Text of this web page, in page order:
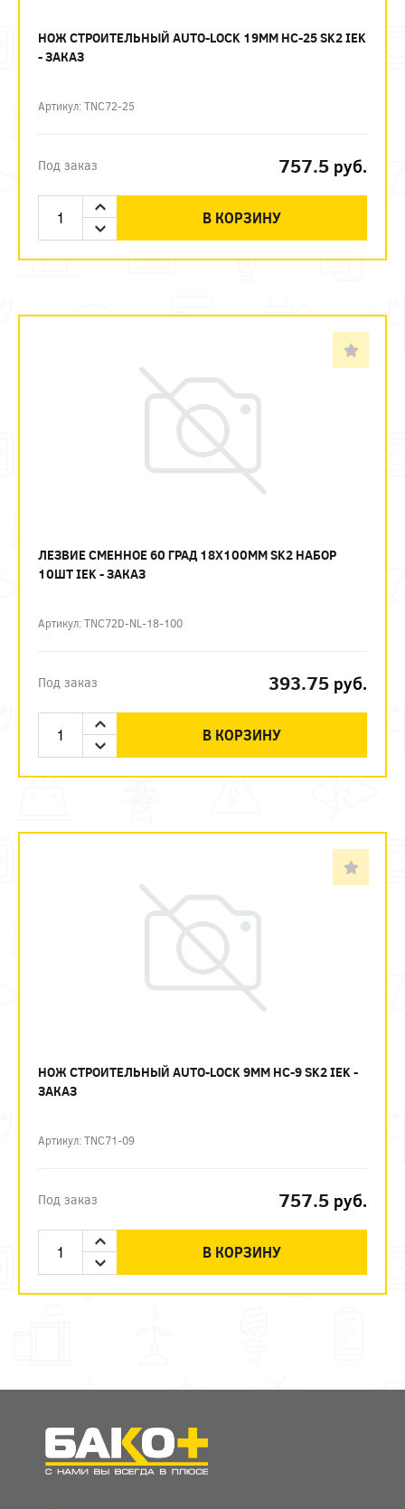
НОЖ СТРОИТЕЛЬНЫЙ AUTO-LOCK 19ММ НС-25 SK2 IEK
- ЗАКАЗ
Артикул: TNC72-25
Под заказ 757.5 руб.
В КОРЗИНУ
ЛЕЗВИЕ СМЕННОЕ 60 ГРАД 18Х100ММ SK2 НАБОР
10ШТ IEK - ЗАКАЗ
Артикул: TNC72D-NL-18-100
Под заказ 393.75 руб.
В КОРЗИНУ
НОЖ СТРОИТЕЛЬНЫЙ AUTO-LOCK 9ММ НС-9 SK2 IEK -
ЗАКАЗ
Артикул: TNC71-09
Под заказ 757.5 руб.
В КОРЗИНУ